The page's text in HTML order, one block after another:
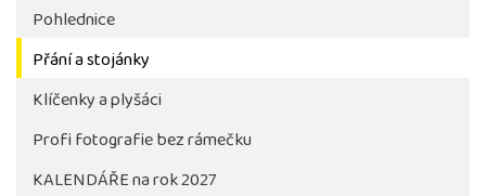
Tlačítko pro stažení fotografie bude aktivni až po
objednávky školy
Pohlednice
Přání a stojánky
Klíčenky a plyšáci
Profi fotografie bez rámečku
KALENDÁŘE na rok 2027